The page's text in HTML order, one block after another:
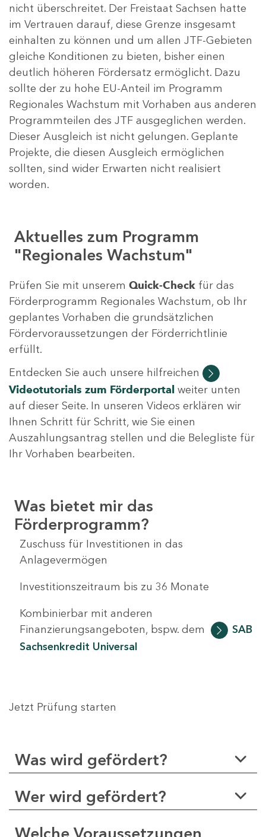
nicht überschreitet. Der Freistaat Sachsen hatte
im Vertrauen darauf, diese Grenze insgesamt
einhalten zu können und um allen JTF-Gebieten
gleiche Konditionen zu bieten, bisher einen
deutlich höheren Fördersatz ermöglicht. Dazu
sollte der zu hohe EU-Anteil im Programm
Regionales Wachstum mit Vorhaben aus anderen
Programmteilen des JTF ausgeglichen werden.
Dieser Ausgleich ist nicht gelungen. Geplante
Projekte, die diesen Ausgleich ermöglichen
sollten, sind wider Erwarten nicht realisiert
worden.
Aktuelles zum Programm
"Regionales Wachstum"
Prüfen Sie mit unserem Quick-Check für das
Förderprogramm Regionales Wachstum, ob Ihr
geplantes Vorhaben die grundsätzlichen
Fördervoraussetzungen der Förderrichtlinie
erfüllt.
Entdecken Sie auch unsere hilfreichen
Videotutorials zum Förderportal weiter unten
auf dieser Seite. In unseren Videos erklären wir
Ihnen Schritt für Schritt, wie Sie einen
Auszahlungsantrag stellen und die Belegliste für
Ihr Vorhaben bearbeiten.
Was bietet mir das
Förderprogramm?
Zuschuss für Investitionen in das
Anlagevermögen
Investitionszeitraum bis zu 36 Monate
Kombinierbar mit anderen
Finanzierungsangeboten, bspw. dem
SAB
Sachsenkredit Universal
Jetzt Prüfung starten
Was wird gefördert?
Wer wird gefördert?
Welche Voraussetzungen